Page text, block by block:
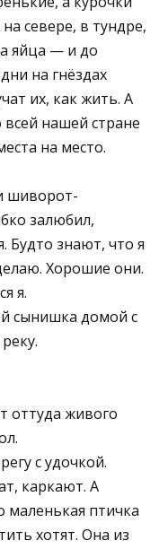
севере, в тундре,
яйца — и до
на гнёздах
их, как жить. А
нашей стране
на место.
шиворот-
залюбил,
Будто знают, что я
Хорошие они.
я.
сынишка домой с
оттуда живого
с удочкой.
каркают. А
маленькая птичка
хотят. Она из